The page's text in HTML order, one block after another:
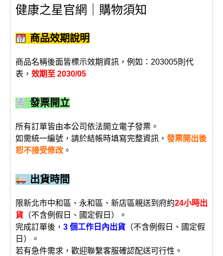
健康之星官網｜購物須知
商品效期說明
商品名稱後面皆標示效期資訊，例如：203005則代
表， 效期至 2030/05
發票開立
所有訂單皆由本公司依法開立電子發票。
如需統一編號，請於結帳時填寫完整資訊， 發票開出後
恕不接受修改 。
出貨時間
限新北市中和區、永和區、新店區親送到府約24小時出
貨 （不含例假日、國定假日）。
完成訂單後， 3 個工作日內出貨 （不含例假日、國定假
日）。
若有急件需求，歡迎聯繫客服確認配送可行性。